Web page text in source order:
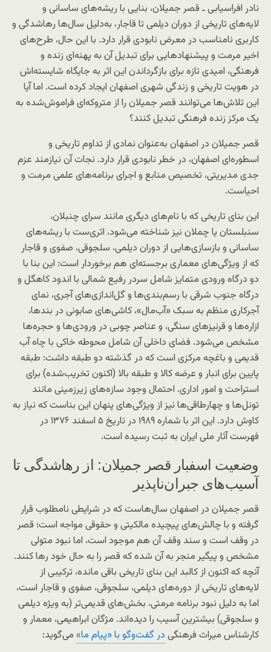
نادر افراسیابی ـ قصر جمیلان، بنایی با ریشه‌های ساسانی و
لایه‌های تاریخی از دوران دیلمی تا قاجار، به‌دلیل سال‌ها رهاشدگی و
کاربری نامناسب در معرض نابودی قرار دارد. با این حال، طرح‌های
اخیر مرمت و پیشنهادهایی برای تبدیل آن به پهنه‌ای زنده و
فرهنگی، امیدی تازه برای بازگرداندن این اثر به جایگاه شایسته‌اش
در هویت تاریخی و زندگی شهری اصفهان ایجاد کرده است. اما آیا
این تلاش‌ها می‌توانند قصر جمیلان را از متروکه‌ای فراموش‌شده به
یک مرکز زنده فرهنگی تبدیل کنند؟
قصر جمیلان در اصفهان به‌عنوان نمادی از تداوم تاریخی و
اسطوره‌ای اصفهان، در خطر نابودی قرار دارد. نجات آن نیازمند عزم
جدی مدیریتی، تخصیص منابع و اجرای برنامه‌های علمی مرمت و
احیاست.
این بنای تاریخی که با نام‌های دیگری مانند سرای چنبلان،
سنبلستان یا چملان نیز شناخته می‌شود، اثری‌ست با ریشه‌های
ساسانی و بازسازی‌هایی از دوران دیلمی، سلجوقی، صفوی و قاجار
که از ویژگی‌های معماری برجسته‌ای هم برخوردار است: این بنا با
دو درگاه ورودی متمایز شامل سردر رفیع شمالی با اندود کاهگل و
درگاه جنوب شرقی با رسم‌بندی‌ها و گل‌اندازی‌های آجری، نمای
آجرکاری منظم به سبک «آب‌مال»، کاشی‌های صابونی در بندها،
ازاره‌ها و قرنیزهای سنگی، و عناصر چوبی در ورودی‌ها و حجره‌ها
مشخص می‌شود. فضای داخلی آن شامل محوطه خاکی با چاه آب
قدیمی و باغچه مرکزی است که در گذشته دو طبقه داشت: طبقه
پایین برای انبار و عرضه کالا و طبقه بالا (اکنون تخریب‌شده) برای
استراحت و امور اداری. احتمال وجود سازه‌های زیرزمینی مانند
تونل‌ها و چهارطاقی‌ها نیز از ویژگی‌های پنهان این بناست که نیاز به
کاوش دارد. این اثر با شماره ۱۹۸۹ در تاریخ ۵ اسفند ۱۳۷۶ در
فهرست آثار ملی ایران به ثبت رسیده است.
وضعیت اسفبار قصر جمیلان: از رهاشدگی تا
آسیب‌های جبران‌ناپذیر
قصر جمیلان در اصفهان سال‌هاست که در شرایطی نامطلوب قرار
گرفته و با چالش‌های پیچیده مالکیتی و حقوقی مواجه است؛ قصر
در وقف است و سند وقف آن هم موجود است، اما نبود متولی
مشخص و پیگیر منجر به آن شده که قصر را به حال خود رها کنند.
آنچه که اکنون از کالبد این بنای تاریخی باقی مانده، ترکیبی از
لایه‌های تاریخی از دوره‌های دیلمی، سلجوقی، صفوی و قاجار است،
اما به دلیل نبود برنامه مرمتی، بخش‌های قدیمی‌تر (به ویژه دیلمی
و سلجوقی) بیشترین آسیب را دیده‌اند. مژگان ابراهیمی، معمار و
کارشناس میراث فرهنگی در گفت‌وگو با «پیام ما» می‌گوید: